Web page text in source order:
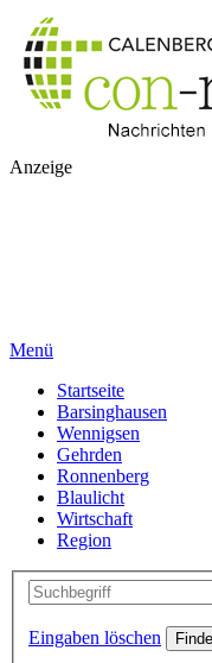
Anzeige
Menü
Startseite
Barsinghausen
Wennigsen
Gehrden
Ronnenberg
Blaulicht
Wirtschaft
Region
Eingaben löschen